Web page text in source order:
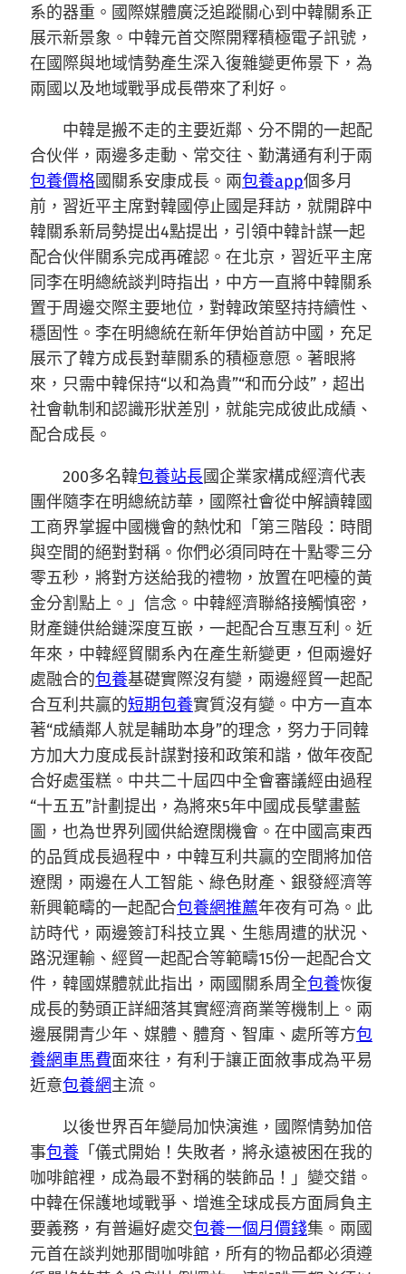
系的器重。國際媒體廣泛追蹤關心到中韓關系正
展示新景象。中韓元首交際開釋積極電子訊號，
在國際與地域情勢產生深入復雜變更佈景下，為
兩國以及地域戰爭成長帶來了利好。
中韓是搬不走的主要近鄰、分不開的一起配
合伙伴，兩邊多走動、常交往、勤溝通有利于兩
包養價格國關系安康成長。兩包養app個多月
前，習近平主席對韓國停止國是拜訪，就開辟中
韓關系新局勢提出4點提出，引領中韓計謀一起
配合伙伴關系完成再確認。在北京，習近平主席
同李在明總統談判時指出，中方一直將中韓關系
置于周邊交際主要地位，對韓政策堅持持續性、
穩固性。李在明總統在新年伊始首訪中國，充足
展示了韓方成長對華關系的積極意愿。著眼將
來，只需中韓保持“以和為貴”“和而分歧”，超出
社會軌制和認識形狀差別，就能完成彼此成績、
配合成長。
200多名韓包養站長國企業家構成經濟代表
團伴隨李在明總統訪華，國際社會從中解讀韓國
工商界掌握中國機會的熱忱和「第三階段：時間
與空間的絕對對稱。你們必須同時在十點零三分
零五秒，將對方送給我的禮物，放置在吧檯的黃
金分割點上。」信念。中韓經濟聯絡接觸慎密，
財產鏈供給鏈深度互嵌，一起配合互惠互利。近
年來，中韓經貿關系內在產生新變更，但兩邊好
處融合的包養基礎實際沒有變，兩邊經貿一起配
合互利共贏的短期包養實質沒有變。中方一直本
著“成績鄰人就是輔助本身”的理念，努力于同韓
方加大力度成長計謀對接和政策和諧，做年夜配
合好處蛋糕。中共二十屆四中全會審議經由過程
“十五五”計劃提出，為將來5年中國成長擘畫藍
圖，也為世界列國供給遼闊機會。在中國高東西
的品質成長過程中，中韓互利共贏的空間將加倍
遼闊，兩邊在人工智能、綠色財產、銀發經濟等
新興範疇的一起配合包養網推薦年夜有可為。此
訪時代，兩邊簽訂科技立異、生態周遭的狀況、
路況運輸、經貿一起配合等範疇15份一起配合文
件，韓國媒體就此指出，兩國關系周全包養恢復
成長的勢頭正詳細落其實經濟商業等機制上。兩
邊展開青少年、媒體、體育、智庫、處所等方包
養網車馬費面來往，有利于讓正面敘事成為平易
近意包養網主流。
以後世界百年變局加快演進，國際情勢加倍
事包養 「儀式開始！失敗者，將永遠被困在我的
咖啡館裡，成為最不對稱的裝飾品！」變交錯。
中韓在保護地域戰爭、增進全球成長方面肩負主
要義務，有普遍好處交包養一個月價錢集。兩國
元首在談判她那間咖啡館，所有的物品都必須遵